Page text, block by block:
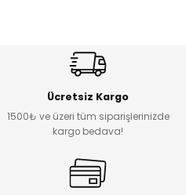
Ücretsiz Kargo
1500₺ ve üzeri tüm siparişlerinizde
kargo bedava!